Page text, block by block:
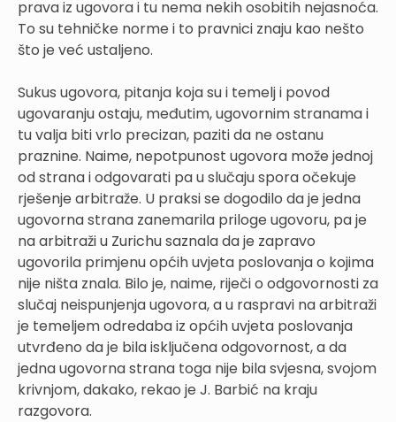
prava iz ugovora i tu nema nekih osobitih nejasnoća.
To su tehničke norme i to pravnici znaju kao nešto
što je već ustaljeno.
Sukus ugovora, pitanja koja su i temelj i povod
ugovaranju ostaju, međutim, ugovornim stranama i
tu valja biti vrlo precizan, paziti da ne ostanu
praznine. Naime, nepotpunost ugovora može jednoj
od strana i odgovarati pa u slučaju spora očekuje
rješenje arbitraže. U praksi se dogodilo da je jedna
ugovorna strana zanemarila priloge ugovoru, pa je
na arbitraži u Zurichu saznala da je zapravo
ugovorila primjenu općih uvjeta poslovanja o kojima
nije ništa znala. Bilo je, naime, riječi o odgovornosti za
slučaj neispunjenja ugovora, a u raspravi na arbitraži
je temeljem odredaba iz općih uvjeta poslovanja
utvrđeno da je bila isključena odgovornost, a da
jedna ugovorna strana toga nije bila svjesna, svojom
krivnjom, dakako, rekao je J. Barbić na kraju
razgovora.